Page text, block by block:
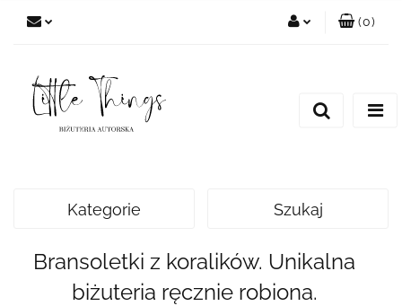
(0)
Kategorie Szukaj
Bransoletki z koralików. Unikalna
biżuteria ręcznie robiona.